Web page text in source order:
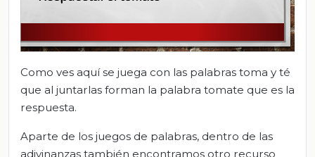
Como ves aquí se juega con las palabras toma y té
que al juntarlas forman la palabra tomate que es la
respuesta.
Aparte de los juegos de palabras, dentro de las
adivinanzas también encontramos otro recurso